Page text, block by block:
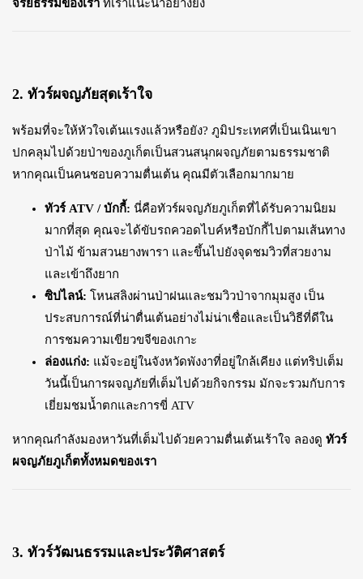
จริยธรรมของเรา ที่เราแนะนำอย่างยิ่ง
2. ทัวร์ผจญภัยสุดเร้าใจ
พร้อมที่จะให้หัวใจเต้นแรงแล้วหรือยัง? ภูมิประเทศที่เป็นเนินเขา
ปกคลุมไปด้วยป่าของภูเก็ตเป็นสวนสนุกผจญภัยตามธรรมชาติ
หากคุณเป็นคนชอบความตื่นเต้น คุณมีตัวเลือกมากมาย
ทัวร์ ATV / บักกี้: นี่คือทัวร์ผจญภัยภูเก็ตที่ได้รับความนิยม
มากที่สุด คุณจะได้ขับรถควอดไบค์หรือบักกี้ไปตามเส้นทาง
ป่าไม้ ข้ามสวนยางพารา และขึ้นไปยังจุดชมวิวที่สวยงาม
และเข้าถึงยาก
ซิปไลน์: โหนสลิงผ่านป่าฝนและชมวิวป่าจากมุมสูง เป็น
ประสบการณ์ที่น่าตื่นเต้นอย่างไม่น่าเชื่อและเป็นวิธีที่ดีใน
การชมความเขียวขจีของเกาะ
ล่องแก่ง: แม้จะอยู่ในจังหวัดพังงาที่อยู่ใกล้เคียง แต่ทริปเต็ม
วันนี้เป็นการผจญภัยที่เต็มไปด้วยกิจกรรม มักจะรวมกับการ
เยี่ยมชมน้ำตกและการขี่ ATV
หากคุณกำลังมองหาวันที่เต็มไปด้วยความตื่นเต้นเร้าใจ ลองดู ทัวร์
ผจญภัยภูเก็ตทั้งหมดของเรา
3. ทัวร์วัฒนธรรมและประวัติศาสตร์